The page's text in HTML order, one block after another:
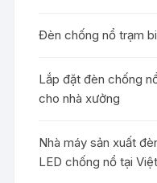
Đèn chống nổ trạm
Lắp đặt đèn chống
cho nhà xưởng
Nhà máy sản xuất
LED chống nổ tại